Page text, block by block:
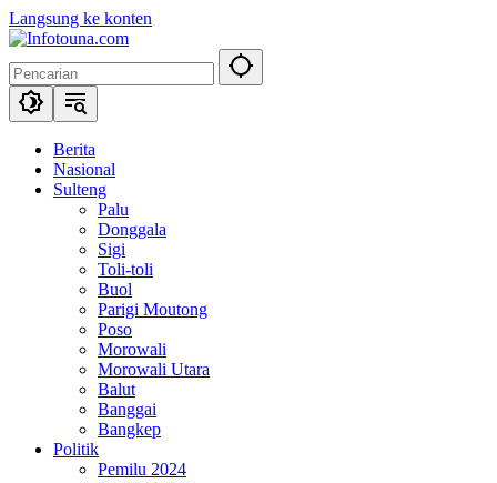
Langsung ke konten
Berita
Nasional
Sulteng
Palu
Donggala
Sigi
Toli-toli
Buol
Parigi Moutong
Poso
Morowali
Morowali Utara
Balut
Banggai
Bangkep
Politik
Pemilu 2024